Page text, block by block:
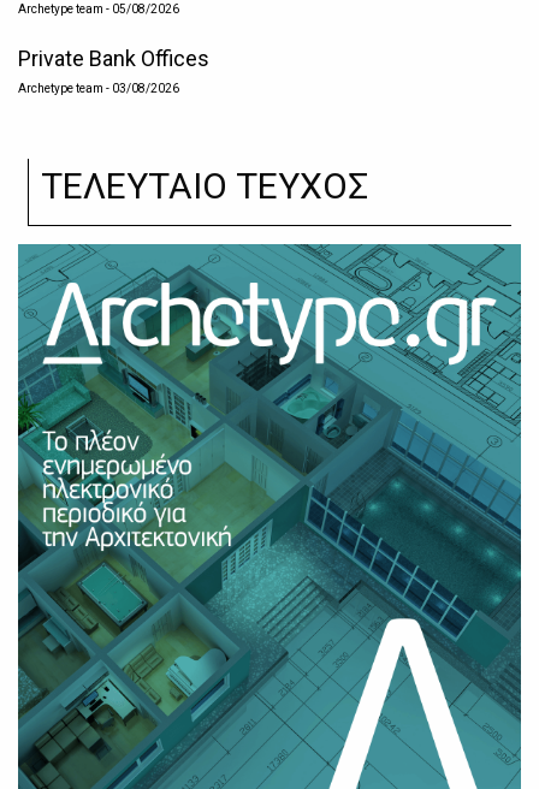
Archetype team - 05/08/2026
Private Bank Offices
Archetype team - 03/08/2026
ΤΕΛΕΥΤΑΙΟ ΤΕΥΧΟΣ